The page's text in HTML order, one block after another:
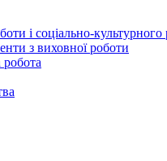
і соціально-культурного
з виховної роботи